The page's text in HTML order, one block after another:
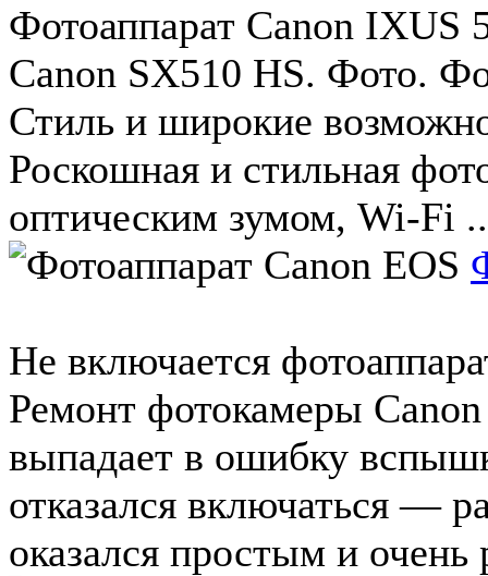
Фотоаппарат Canon IXUS
Canon SX510 HS. Фото.
Стиль и широкие
Роскошная и стильная
оптическим зумом, Wi-Fi
Не включается
Ремонт фотокамеры
выпадает в ошибку
отказался включаться —
оказался простым и